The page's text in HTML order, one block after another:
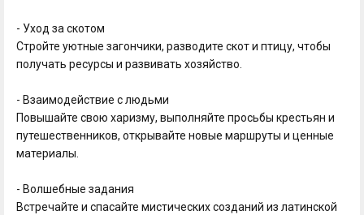
- Уход за скотом
Стройте уютные загончики, разводите скот и птицу, чтобы
получать ресурсы и развивать хозяйство.
- Взаимодействие с людьми
Повышайте свою харизму, выполняйте просьбы крестьян и
путешественников, открывайте новые маршруты и ценные
материалы.
- Волшебные задания
Встречайте и спасайте мистических созданий из латинской